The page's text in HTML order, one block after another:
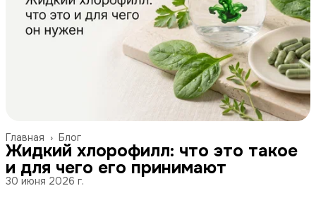
Блог
Главная ›
Жидкий хлорофилл: что это такое
и для чего его принимают
30 июня 2026 г.